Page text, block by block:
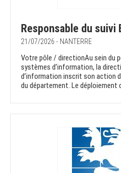
Responsable du suivi
21/07/2026 - NANTERRE
Votre pôle / directionAu sein du
systèmes d’information, la
d’information inscrit son action
du département. Le déploiement